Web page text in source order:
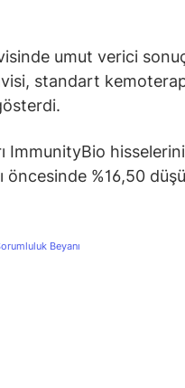
umut verici
standart
ImmunityBio hisselerini
öncesinde %16,50
Beyanı